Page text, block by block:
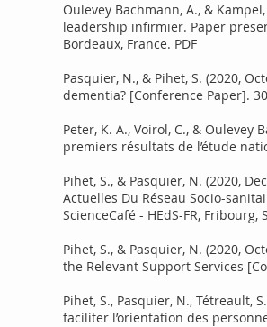
Oulevey Bachmann, A., &
leadership infirmier. Paper
Bordeaux, France. PDF
Pasquier, N., & Pihet, S. (2020,
dementia? [Conference Paper].
Peter, K. A., Voirol, C., &
premiers résultats de l’étude
Pihet, S., & Pasquier, N. (2020,
Actuelles Du Réseau Socio-
ScienceCafé - HEdS-FR, Fribourg,
Pihet, S., & Pasquier, N. (2020,
the Relevant Support Services
Pihet, S., Pasquier, N., Tétreault,
faciliter l’orientation des